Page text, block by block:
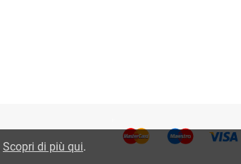
Scopri di più qui.